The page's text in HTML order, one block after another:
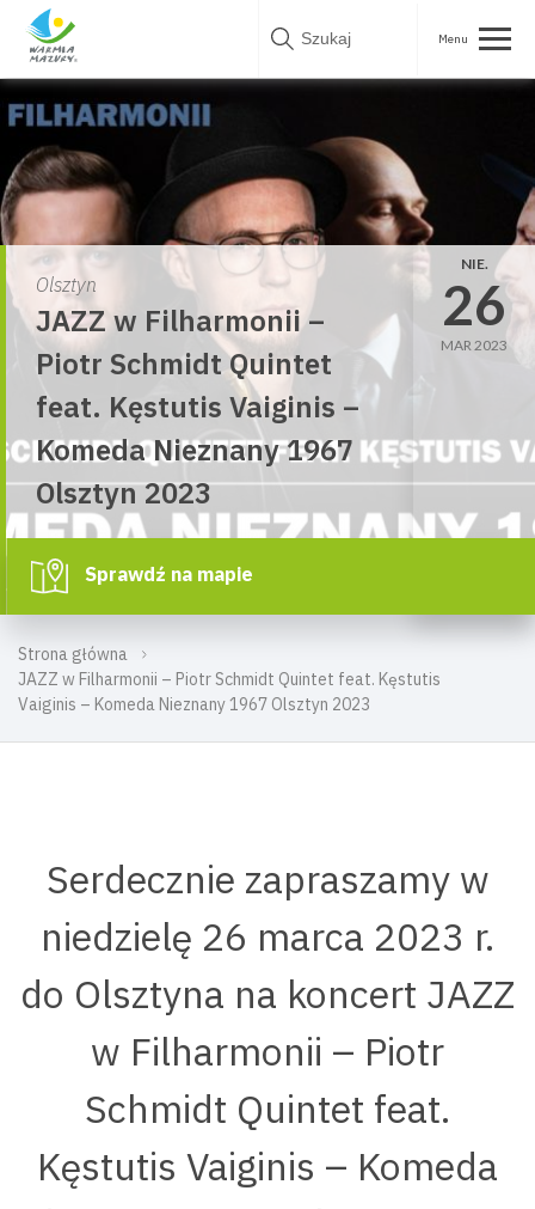
Skip
Strona główna
JAZZ w Filharmonii – Piotr Schmidt Quintet feat. Kęstutis
Vaiginis – Komeda Nieznany 1967 Olsztyn 2023
Olsztyn
JAZZ w Filharmonii –
Piotr Schmidt Quintet
feat. Kęstutis Vaiginis –
Komeda Nieznany 1967
Olsztyn 2023
NIE.
26
MAR 2023
Sprawdź na mapie
Serdecznie zapraszamy w
niedzielę 26 marca 2023 r.
do Olsztyna na koncert JAZZ
w Filharmonii – Piotr
Schmidt Quintet feat.
Kęstutis Vaiginis – Komeda